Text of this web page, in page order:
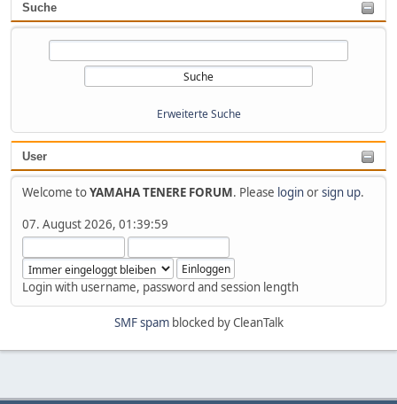
Suche
Erweiterte Suche
User
Welcome toYAMAHA TENERE FORUM. Please loginorsign up.
07. August 2026, 01:39:59
Login with username, password and session length
SMF spamblocked by CleanTalk